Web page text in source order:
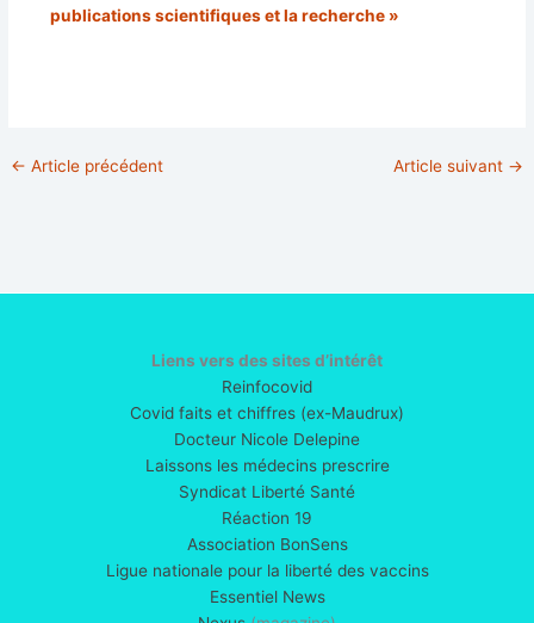
publications scientifiques et la recherche »
← Article précédent Article suivant →
Liens vers des sites d’intérêt
Reinfocovid
Covid faits et chiffres (ex-Maudrux)
Docteur Nicole Delepine
Laissons les médecins prescrire
Syndicat Liberté Santé
Réaction 19
Association BonSens
Ligue nationale pour la liberté des vaccins
Essentiel News